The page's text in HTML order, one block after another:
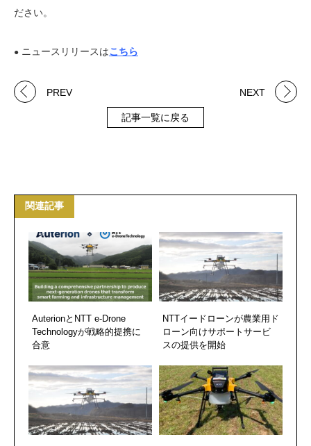
ださい。
● ニュースリリースはこちら
PREV
記事一覧に戻る
NEXT
関連記事
AuterionとNTT e-Drone
Technologyが戦略的提携に
合意
NTTイードローンが農業用ド
ローン向けサポートサービ
スの提供を開始